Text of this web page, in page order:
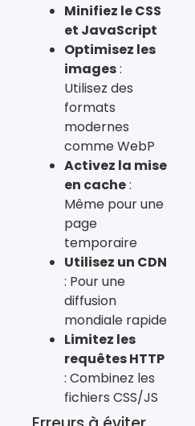
Minifiez le CSS
et JavaScript
Optimisez les
images:
Utilisez des
formats
modernes
comme WebP
Activez la mise
en cache:
Même pour une
page
temporaire
Utilisez un CDN
: Pour une
diffusion
mondiale rapide
Limitez les
requêtes HTTP
: Combinez les
fichiers CSS/JS